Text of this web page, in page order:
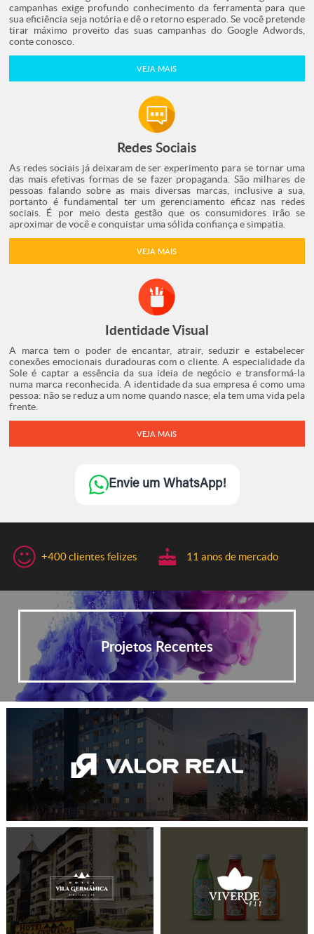
campanhas exige profundo conhecimento da ferramenta para que
sua eficiência seja notória e dê o retorno esperado. Se você pretende
tirar máximo proveito das suas campanhas do Google Adwords,
conte conosco.
VEJA MAIS
Redes Sociais
As redes sociais já deixaram de ser experimento para se tornar uma
das mais efetivas formas de se fazer propaganda. São milhares de
pessoas falando sobre as mais diversas marcas, inclusive a sua,
portanto é fundamental ter um gerenciamento eficaz nas redes
sociais. É por meio desta gestão que os consumidores irão se
aproximar de você e conquistar uma sólida confiança e simpatia.
VEJA MAIS
Identidade Visual
A marca tem o poder de encantar, atrair, seduzir e estabelecer
conexões emocionais duradouras com o cliente. A especialidade da
Sole é captar a essência da sua ideia de negócio e transformá-la
numa marca reconhecida. A identidade da sua empresa é como uma
pessoa: não se reduz a um nome quando nasce; ela tem uma vida pela
frente.
VEJA MAIS
Envie um WhatsApp!
+400clientes felizes 11 anos de mercado
Projetos Recentes
CRIAÇÃO DE SITES
REDES SOCIAIS IDENTIDADE VISUAL